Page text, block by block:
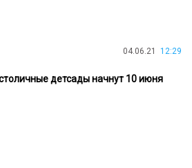
04.06.21 12:29
детсады начнут 10 июня